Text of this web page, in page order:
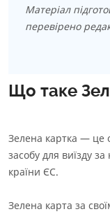
Матеріал
перевірено
Що таке
Зелена картка — це
засобу для виїзду
країни ЄС.
Зелена карта за